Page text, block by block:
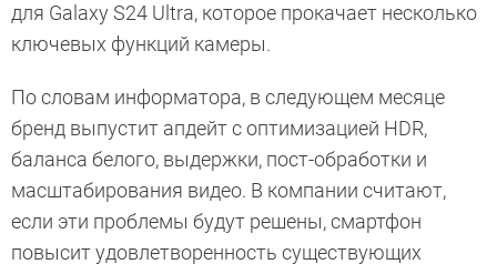
для Galaxy S24 Ultra, которое прокачает несколько
ключевых функций камеры.
По словам информатора, в следующем месяце
бренд выпустит апдейт с оптимизацией HDR,
баланса белого, выдержки, пост-обработки и
масштабирования видео. В компании считают,
если эти проблемы будут решены, смартфон
повысит удовлетворенность существующих